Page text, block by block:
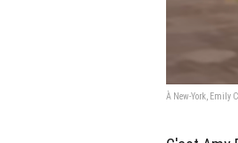
À New-York, Emily